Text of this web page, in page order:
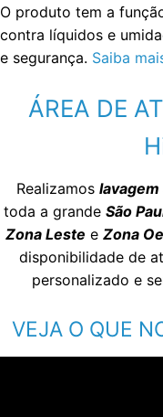
O produto tem a
contra líquidos e
e segurança. Saiba
ÁREA DE
Realizamos
toda a grande São
Zona Leste e Zona
disponibilidade de
personalizado e
VEJA O QUE